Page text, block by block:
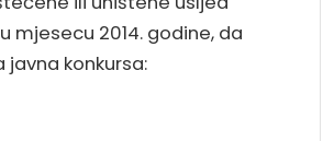
mjesecu 2014. godine, da
javna konkursa: